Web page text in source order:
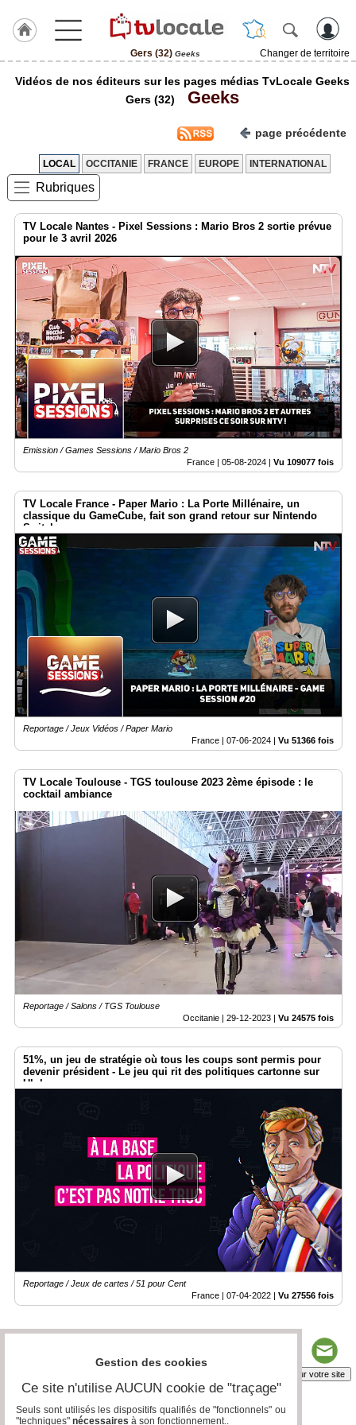
Gers (32) Geeks
Changer de territoire
J'adhère
TvLocale
France
Accueil
RUBRIQUES
Agenda
Gazette
Vidéos
Médias
du
groupe
Blogs
Inscription
annuaire
Accès
éditeur
Vidéos de nos éditeurs sur les pages médias TvLocale Geeks
Gers (32)
Geeks
page précédente
LOCAL OCCITANIE FRANCE EUROPE INTERNATIONAL
Rubriques
TV Locale Nantes - Pixel Sessions : Mario Bros 2 sortie prévue
pour le 3 avril 2026
Emission / Games Sessions / Mario Bros 2
France | 05-08-2024 Vu 109077 fois
TV Locale France - Paper Mario : La Porte Millénaire, un
classique du GameCube, fait son grand retour sur Nintendo
Switch
Reportage / Jeux Vidéos / Paper Mario
France | 07-06-2024 | Vu 51366 fois
TV Locale Toulouse - TGS toulouse 2023 2ème épisode : le
cocktail ambiance
Reportage / Salons / TGS Toulouse
Occitanie | 29-12-2023 | Vu 24575 fois
51%, un jeu de stratégie où tous les coups sont permis pour
devenir président - Le jeu qui rit des politiques cartonne sur
Ulule
Reportage / Jeux de cartes / 51 pour Cent
France | 07-04-2022 Vu 27556 fois
Insérez sur votre site
Gestion des cookies
Ce site n'utilise AUCUN cookie de "traçage"
Seuls sont utilisés les dispositifs qualifiés de "fonctionnels" ou
"techniques" nécessaires à son fonctionnement..